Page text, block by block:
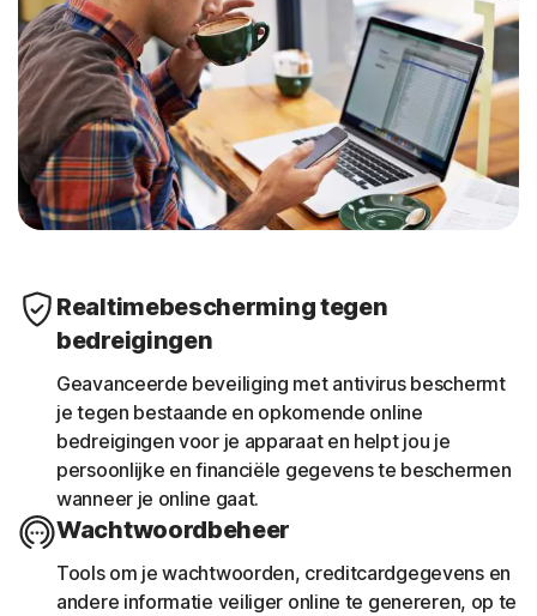
Realtimebescherming tegen
bedreigingen
Geavanceerde beveiliging met antivirus beschermt
je tegen bestaande en opkomende online
bedreigingen voor je apparaat en helpt jou je
persoonlijke en financiële gegevens te beschermen
wanneer je online gaat.
Wachtwoordbeheer
Tools om je wachtwoorden, creditcardgegevens en
andere informatie veiliger online te genereren, op te